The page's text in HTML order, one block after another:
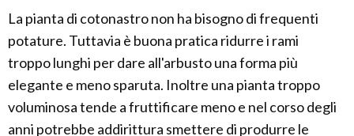
La pianta di cotonastro non ha bisogno di frequenti
potature. Tuttavia è buona pratica ridurre i rami
troppo lunghi per dare all'arbusto una forma più
elegante e meno sparuta. Inoltre una pianta troppo
voluminosa tende a fruttificare meno e nel corso degli
anni potrebbe addirittura smettere di produrre le